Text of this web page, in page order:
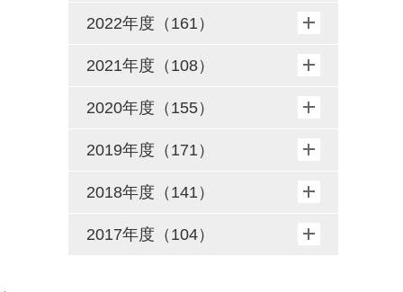
2022年度（161）
2021年度（108）
2020年度（155）
2019年度（171）
2018年度（141）
2017年度（104）